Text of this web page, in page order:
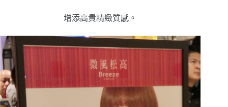
增添高貴精緻質感。